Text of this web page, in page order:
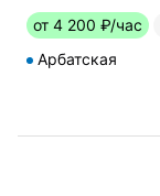
от 4 200 ₽/час
Арбатская